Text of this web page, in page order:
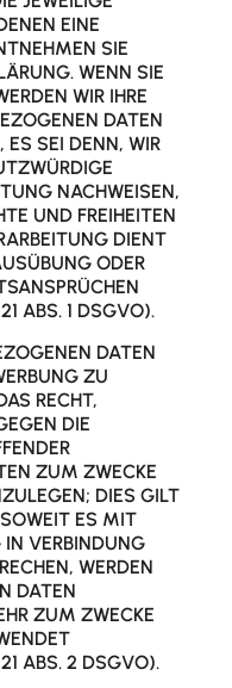
EINE
SIE
WENN SIE
WIR IHRE
DATEN
ES SEI DENN, WIR
NACHWEISEN,
UND FREIHEITEN
DIENT
ODER
ABS. 1 DSGVO).
DATEN
ZU
RECHT,
DIE
ZUM ZWECKE
DIES GILT
ES MIT
IN VERBINDUNG
WERDEN
DATEN
ZUM ZWECKE
ABS. 2 DSGVO).